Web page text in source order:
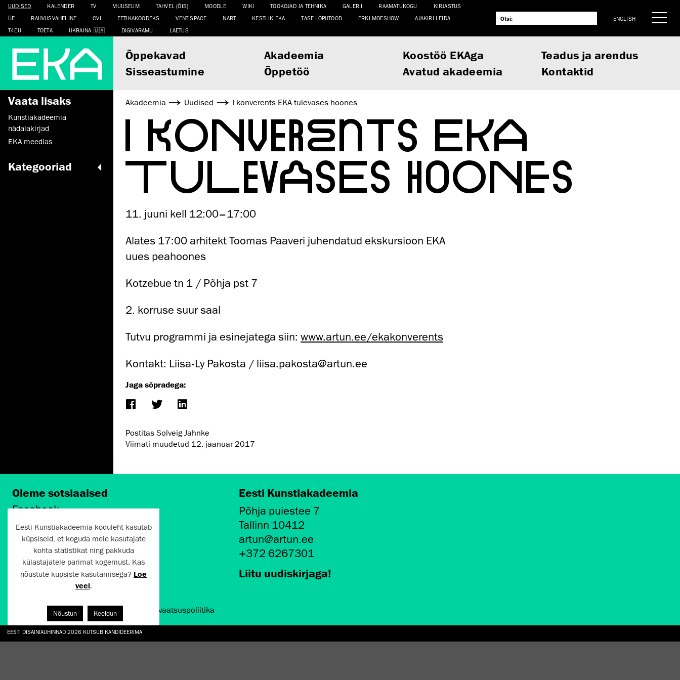
EESTI DISAINIAUHINNAD 2026 KUTSUB KANDIDEERIMA
UUDISED KALENDER TV MUUSEUM TAHVEL (ÕIS) MOODLE WIKI TÖÖKOJAD JA TEHNIKA GALERII RAAMATUKOGU
KIRJASTUS
ÜE
RAHVUSVAHELINE CVI EETIKAKOODEKS VENT SPACE NART KESTLIK EKA TASE LÕPUTÖÖD ERKI MOESHOW
AJAKIRI LEIDA
T4EU
TOETA UKRAINA DIGIVARAMU LAETUS
ENGLISH
Õppekavad Akadeemia Koostöö EKAga
Teadus ja arendus
Sisseastumine
Õppetöö Avatud akadeemia Kontaktid
Vaata lisaks
Kunstiakadeemia
nädalakirjad
EKA meedias
Kategooriad
Akadeemia Uudised I konverents EKA tulevases hoones
I KONVERENTS EKA
TULEVASES HOONES
11. juuni kell 12:00–17:00
Alates 17:00 arhitekt Toomas Paaveri juhendatud ekskursioon EKA
uues peahoones
Kotzebue tn 1 / Põhja pst 7
2. korruse suur saal
Tutvu programmi ja esinejatega siin: www.artun.ee/ekakonverents
Kontakt: Liisa-Ly Pakosta / liisa.pakosta@artun.ee
Jaga sõpradega:
Postitas Solveig Jahnke
Viimati muudetud 12. jaanuar 2017
Oleme sotsiaalsed
Facebook
Twitter
LinkedIn
Flickr
Vimeo
YouTube
Eesti Kunstiakadeemia
Põhja puiestee 7
Tallinn 10412
artun@artun.ee
+372 6267301
Liitu uudiskirjaga!
Artun.ee 2024 Kasutustingimused ja privaatsuspoliitika
Eesti Kunstiakadeemia koduleht kasutab
küpsiseid, et koguda meie kasutajate
kohta statistikat ning pakkuda
külastajatele parimat kogemust. Kas
nõustute küpsiste kasutamisega? Loe
veel.
Nõustun Keeldun